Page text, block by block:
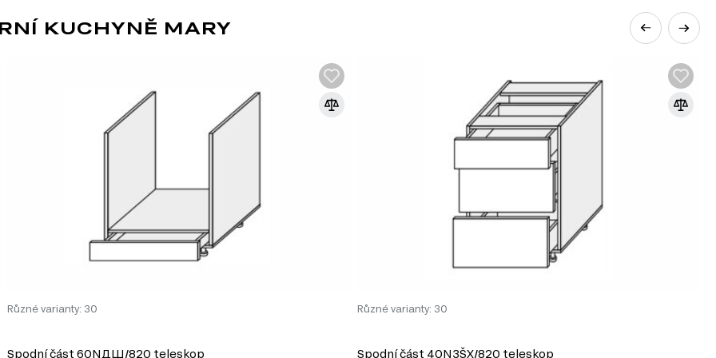
který se snadno kombinuje s ostatním nábytkem.
estetický vzhled, ale také usnadňuje údržbu a čištění.
kvalitní povrch a dlouhou životnost, přičemž působí velmi elegantně.
cm
Modulární kuchyně Mary. Tento modulový systém se skládá z 251 produktů a nabízí širokou škálu
KUCHYNĚ MARY
Různé varianty: 30
Spodní část 60NДШ/820 teleskop
Různé varianty: 30
Spodní část 40N3ŠX/820 teleskop